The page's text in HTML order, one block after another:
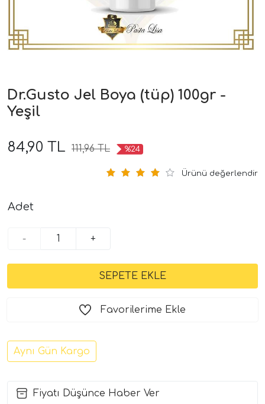
Dr.Gusto Jel Boya (tüp) 100gr -
Yeşil
84,90 TL 111,96 TL %24
Ürünü değerlendir
Adet
- +
Favorilerime Ekle
Aynı Gün Kargo
Fiyatı Düşünce Haber Ver